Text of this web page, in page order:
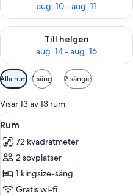
aug. 10 - aug. 11
Till helgen
aug. 14 - aug. 16
Kontrollera tillgängligheten
Tillgängliga
filter
för
rum
Alla rum 1 säng 2 sängar
Visar 13 av 13 rum
Öppna
alla
foton
för
Rum
4
Rum
72 kvadratmeter
2 sovplatser
1 kingsize-säng
Gratis wi-fi